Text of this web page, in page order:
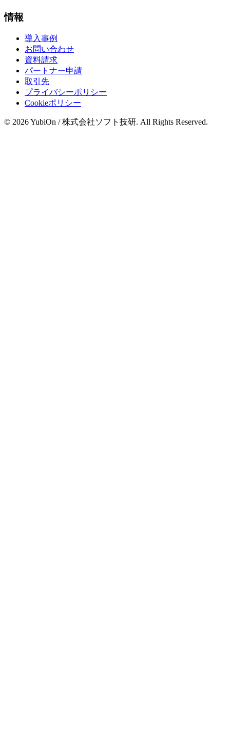
情報
導入事例
お問い合わせ
資料請求
パートナー申請
取引先
プライバシーポリシー
Cookieポリシー
© 2026 YubiOn / 株式会社ソフト技研. All Rights Reserved.